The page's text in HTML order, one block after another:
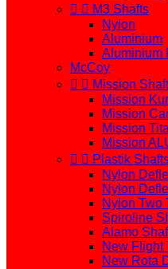
  M3 Shafts
Nylon
Aluminium
Aluminium
McCoy
  Mission
Mission
Mission
Mission
Mission
  Plastik
Nylon
Nylon
Nylon Two
Spiroline
Alamo
New Flight
New Rota